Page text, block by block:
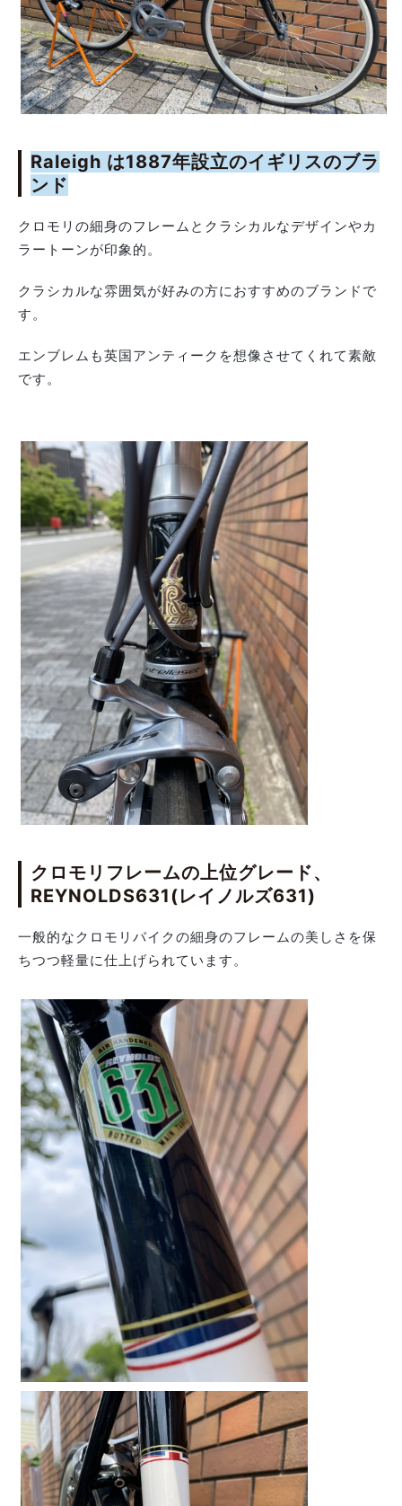
Raleigh は1887年設立のイギリスのブラ
ンド
クロモリの細身のフレームとクラシカルなデザインやカ
ラートーンが印象的。
クラシカルな雰囲気が好みの方におすすめのブランドで
す。
エンブレムも英国アンティークを想像させてくれて素敵
です。
クロモリフレームの上位グレード、
REYNOLDS631(レイノルズ631)
一般的なクロモリバイクの細身のフレームの美しさを保
ちつつ軽量に仕上げられています。